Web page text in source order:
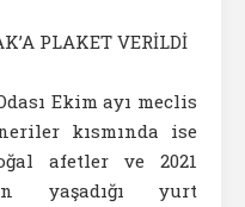
PLAKET VERİLDİ
Ekim ayı meclis
kısmında ise
afetler ve 2021
yaşadığı yurt